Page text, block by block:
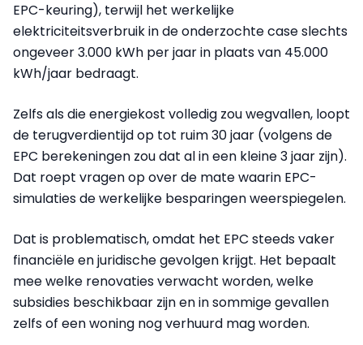
EPC-keuring), terwijl het werkelijke
elektriciteitsverbruik in de onderzochte case slechts
ongeveer 3.000 kWh per jaar in plaats van 45.000
kWh/jaar bedraagt.
Zelfs als die energiekost volledig zou wegvallen, loopt
de terugverdientijd op tot ruim 30 jaar (volgens de
EPC berekeningen zou dat al in een kleine 3 jaar zijn).
Dat roept vragen op over de mate waarin EPC-
simulaties de werkelijke besparingen weerspiegelen.
Dat is problematisch, omdat het EPC steeds vaker
financiële en juridische gevolgen krijgt. Het bepaalt
mee welke renovaties verwacht worden, welke
subsidies beschikbaar zijn en in sommige gevallen
zelfs of een woning nog verhuurd mag worden.